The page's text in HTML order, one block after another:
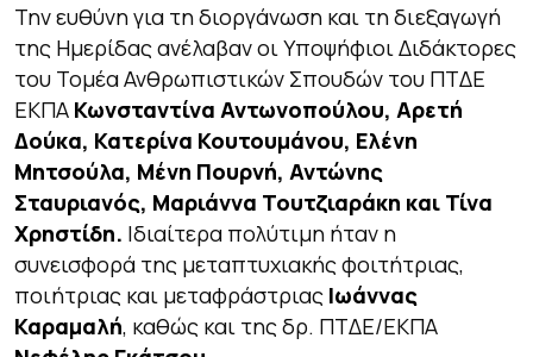
Την ευθύνη για τη διοργάνωση και τη διεξαγωγή
της Ημερίδας ανέλαβαν οι Υποψήφιοι Διδάκτορες
του Τομέα Ανθρωπιστικών Σπουδών του ΠΤΔΕ
ΕΚΠΑ Κωνσταντίνα Αντωνοπούλου, Αρετή
Δούκα, Κατερίνα Κουτουμάνου, Ελένη
Μητσούλα, Μένη Πουρνή, Αντώνης
Σταυριανός, Μαριάννα Τουτζιαράκη και Τίνα
Χρηστίδη. Ιδιαίτερα πολύτιμη ήταν η
συνεισφορά της μεταπτυχιακής φοιτήτριας,
ποιήτριας και μεταφράστριας Ιωάννας
Καραμαλή, καθώς και της δρ. ΠΤΔΕ/ΕΚΠΑ